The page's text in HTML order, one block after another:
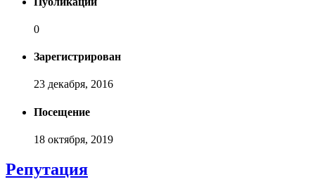
0
Зарегистрирован
23 декабря, 2016
Посещение
18 октября, 2019
Репутация